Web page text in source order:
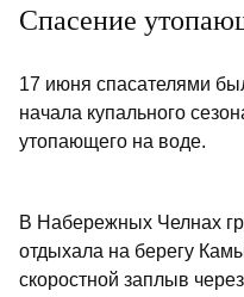
Спасение
17 июня спасателями
начала купального
утопающего на воде.
В Набережных Челнах
отдыхала на берегу
скоростной заплыв